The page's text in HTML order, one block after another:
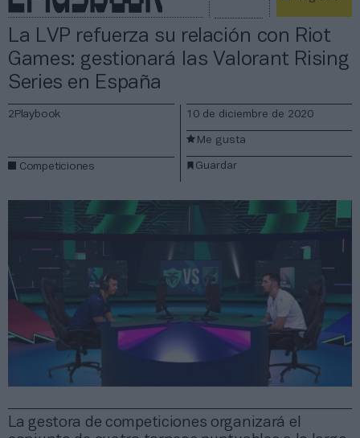
La LVP refuerza su relación con Riot
Games: gestionará las Valorant Rising
Series en España
La gestora de competiciones organizará el
2Playbook
Competiciones
10 de diciembre de 2020
Guardar
Me gusta